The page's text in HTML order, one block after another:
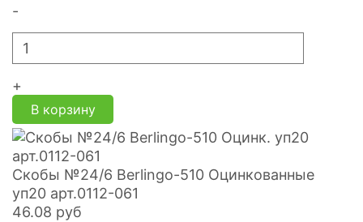
-
+
В корзину
Скобы №24/6 Berlingo-510 Оцинкованные
уп20 арт.0112-061
46.08 руб